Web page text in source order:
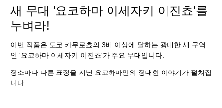
새 무대 '요코하마 이세자키 이진쵸'를
누벼라!
이번 작품은 도쿄 카무로쵸의 3배 이상에 달하는 광대한 새 구역
인 '요코하마 이세자키 이진쵸'가 주요 무대입니다.
장소마다 다른 표정을 지닌 요코하마만의 장대한 이야기가 펼쳐집
니다.